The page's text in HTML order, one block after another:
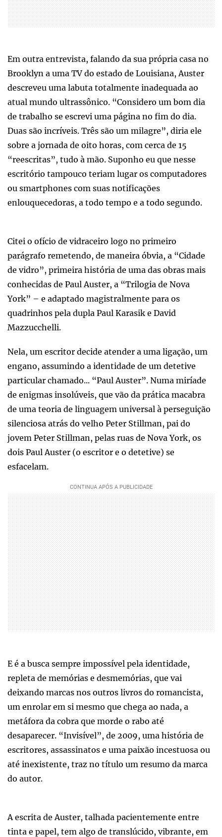
Em outra entrevista, falando da sua própria casa no
Brooklyn a uma TV do estado de Louisiana, Auster
descreveu uma labuta totalmente inadequada ao
atual mundo ultrassônico. “Considero um bom dia
de trabalho se escrevi uma página no fim do dia.
Duas são incríveis. Três são um milagre”, diria ele
sobre a jornada de oito horas, com cerca de 15
“reescritas”, tudo à mão. Suponho eu que nesse
escritório tampouco teriam lugar os computadores
ou smartphones com suas notificações
enlouquecedoras, a todo tempo e a todo segundo.
Citei o ofício de vidraceiro logo no primeiro
parágrafo remetendo, de maneira óbvia, a “Cidade
de vidro”, primeira história de uma das obras mais
conhecidas de Paul Auster, a “Trilogia de Nova
York” – e adaptado magistralmente para os
quadrinhos pela dupla Paul Karasik e David
Mazzucchelli.
Nela, um escritor decide atender a uma ligação, um
engano, assumindo a identidade de um detetive
particular chamado... “Paul Auster”. Numa miríade
de enigmas insolúveis, que vão da prática macabra
de uma teoria de linguagem universal à perseguição
silenciosa atrás do velho Peter Stillman, pai do
jovem Peter Stillman, pelas ruas de Nova York, os
dois Paul Auster (o escritor e o detetive) se
esfacelam.
E é a busca sempre impossível pela identidade,
repleta de memórias e desmemórias, que vai
deixando marcas nos outros livros do romancista,
um enrolar em si mesmo que chega ao nada, a
metáfora da cobra que morde o rabo até
desaparecer. “Invisível”, de 2009, uma história de
escritores, assassinatos e uma paixão incestuosa ou
até inexistente, traz no título um resumo da marca
do autor.
A escrita de Auster, talhada pacientemente entre
tinta e papel, tem algo de translúcido, vibrante, em